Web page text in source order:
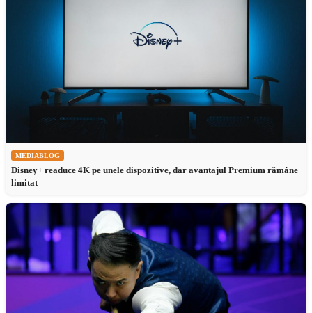
MEDIABLOG
Disney+ readuce 4K pe unele dispozitive, dar avantajul Premium rămâne
limitat